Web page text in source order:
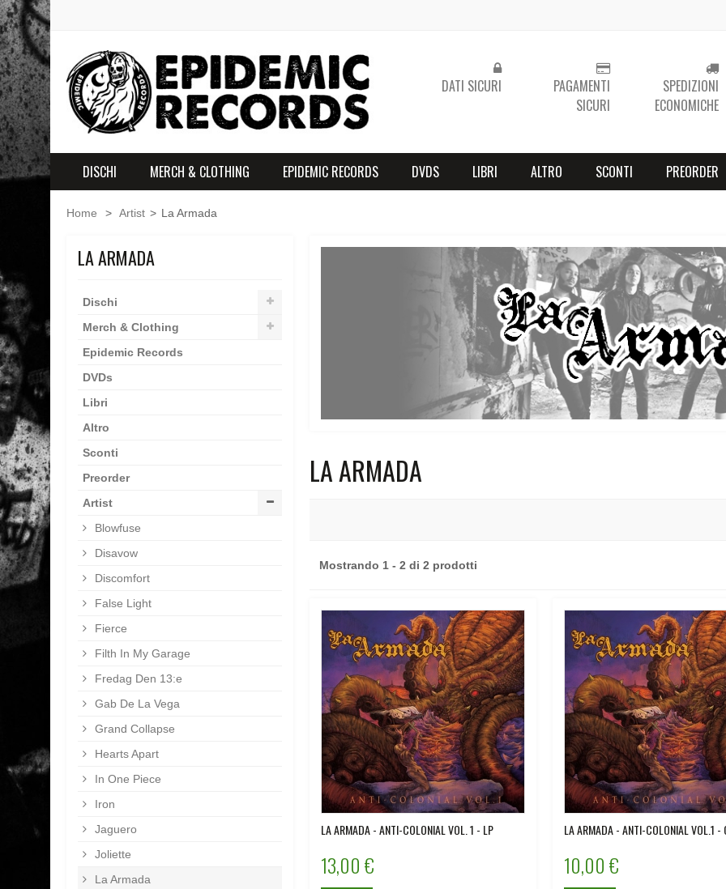
DATI SICURI
PAGAMENTI
SICURI
SPEDIZIONI
ECONOMICHE
DISCHI MERCH & CLOTHING EPIDEMIC RECORDS DVDS LIBRI ALTRO SCONTI PREORDER
Home > Artist > La Armada
LA ARMADA
Dischi
Merch & Clothing
Epidemic Records
DVDs
Libri
Altro
Sconti
Preorder
Artist
Blowfuse
Disavow
Discomfort
False Light
Fierce
Filth In My Garage
Fredag Den 13:e
Gab De La Vega
Grand Collapse
Hearts Apart
In One Piece
Iron
Jaguero
Joliette
La Armada
LA ARMADA
Mostrando 1 - 2 di 2 prodotti
LA ARMADA - ANTI-COLONIAL VOL. 1 - LP
13,00 €
LA ARMADA - ANTI-COLONIAL VOL.1 -
10,00 €